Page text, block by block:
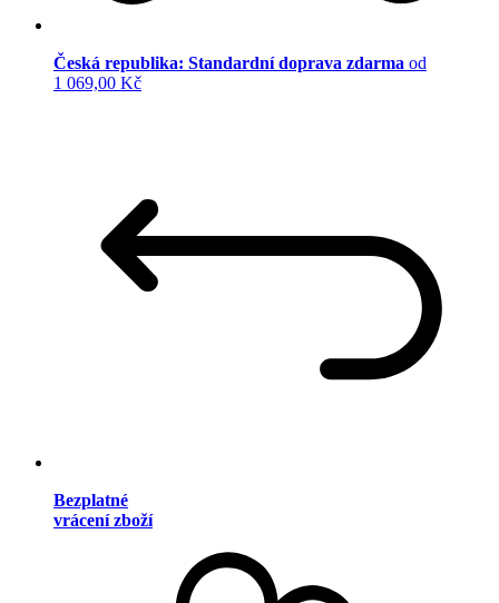
Česká republika: Standardní doprava zdarma od
1 069,00 Kč
Bezplatné
vrácení zboží